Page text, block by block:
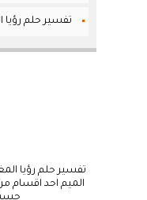
تفسير حلم رؤيا
تفسير حلم رؤيا
الميم احد اقسام
حسب